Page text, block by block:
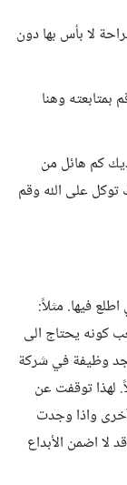
لا بأس بها دون
وهنا
كم هائل من
توكل على الله وقم
فيها. مثلاً:
كونه يحتاج الى
وظيفة في شركة
لهذا توقفت عن
واذا وجدت
لا اضمن الأبداع